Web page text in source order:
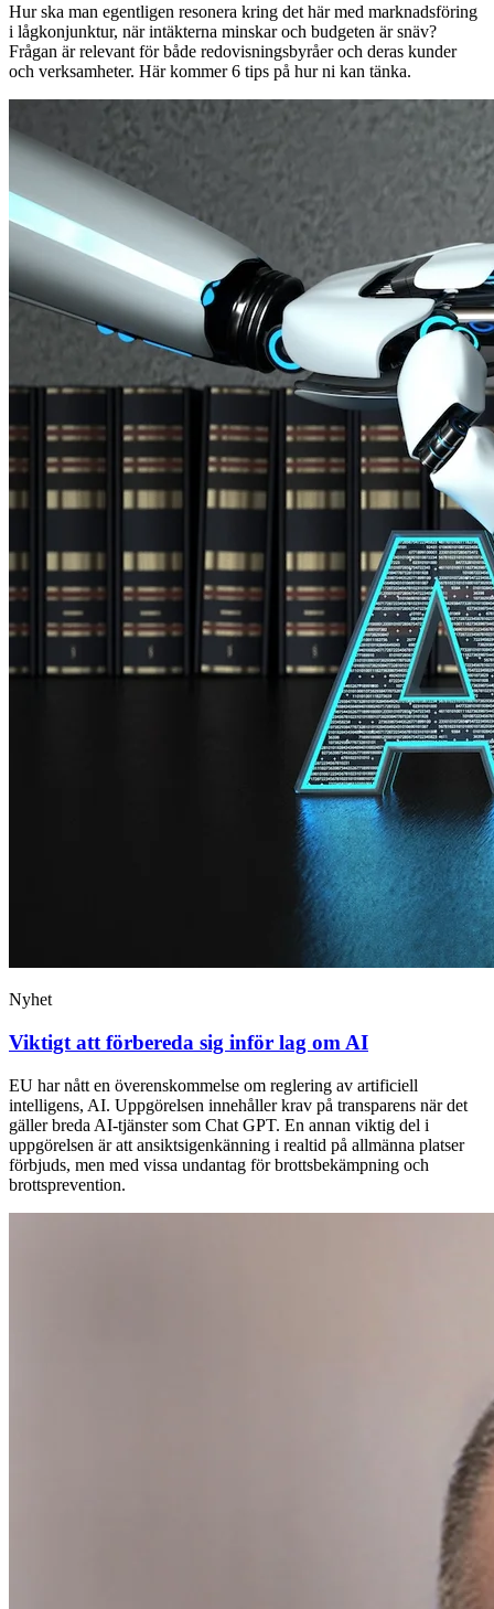
Hur ska man egentligen resonera kring det här med marknadsföring
i lågkonjunktur, när intäkterna minskar och budgeten är snäv?
Frågan är relevant för både redovisningsbyråer och deras kunder
och verksamheter. Här kommer 6 tips på hur ni kan tänka.
Nyhet
Viktigt att förbereda sig inför lag om AI
EU har nått en överenskommelse om reglering av artificiell
intelligens, AI. Uppgörelsen innehåller krav på transparens när det
gäller breda AI-tjänster som Chat GPT. En annan viktig del i
uppgörelsen är att ansiktsigenkänning i realtid på allmänna platser
förbjuds, men med vissa undantag för brottsbekämpning och
brottsprevention.